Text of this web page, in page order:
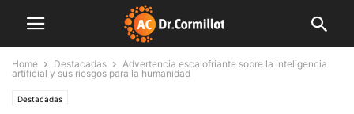
Home Destacadas
Advertencia escalofriante sobre la inteligencia
artificial y sus riesgos para la humanidad
Destacadas